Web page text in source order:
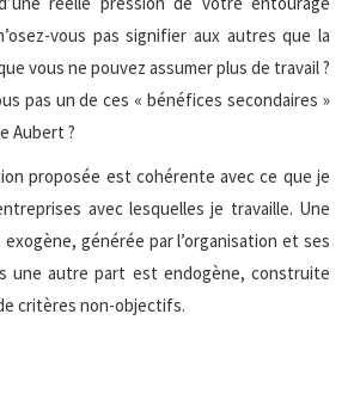
vous pas signifier aux autres que la
vous ne pouvez assumer plus de travail ?
pas un de ces « bénéfices secondaires »
Aubert ?
proposée est cohérente avec ce que je
avec lesquelles je travaille. Une
générée par l’organisation et ses
une autre part est endogène, construite
critères non-objectifs.